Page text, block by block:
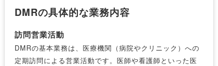
DMRの具体的な業務内容
訪問営業活動
DMRの基本業務は、医療機関（病院やクリニック）への
定期訪問による営業活動です。医師や看護師といった医